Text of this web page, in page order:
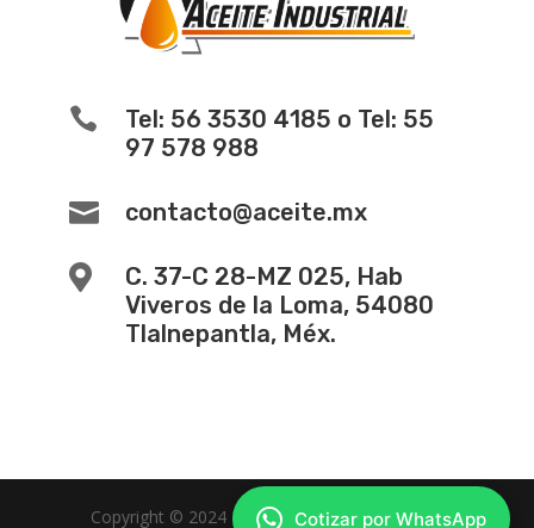

Tel: 56 3530 4185 o Tel: 55
97 578 988
 contacto@aceite.mx

C. 37-C 28-MZ 025, Hab
Viveros de la Loma, 54080
Tlalnepantla, Méx.
Copyright © 2024 - Diseño de Paginas Web
Cotizar por WhatsApp